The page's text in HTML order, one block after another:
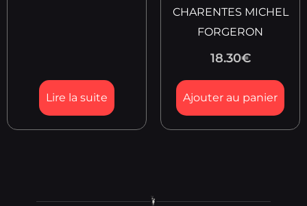
Lire la suite
CHARENTES MICHEL
FORGERON
18.30€
Ajouter au panier